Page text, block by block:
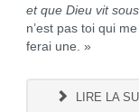
et que Dieu vit
n’est pas toi qui
ferai une. »
LIRE LA